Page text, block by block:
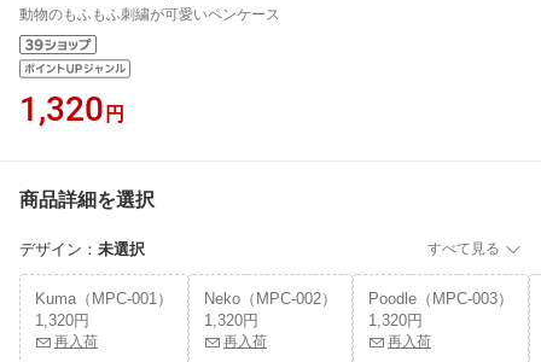
動物のもふもふ刺繍が可愛いペンケース
1,320 円
商品詳細を選択
デザイン ： 未選択 すべて見る
Kuma（MPC-001）
1,320円
再入荷
Neko（MPC-002）
1,320円
再入荷
Poodle（MPC-003）
1,320円
再入荷